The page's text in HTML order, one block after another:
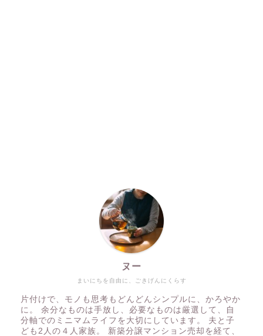
まいにちを自由に、ごきげんにくらす
ヌー
片付けで、モノも思考もどんどんシンプルに、かろやか
に。 余分なものは手放し、必要なものは厳選して、自
分軸でのミニマムライフを大切にしています。 夫と子
ども2人の４人家族。 新築分譲マンション売却を経て、